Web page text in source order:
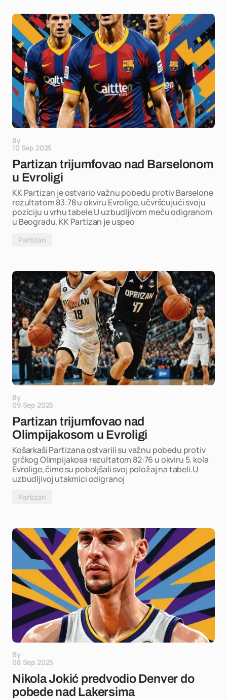
By
10 Sep 2025
Partizan trijumfovao nad Barselonom
u Evroligi
KK Partizan je ostvario važnu pobedu protiv Barselone
rezultatom 83:78 u okviru Evrolige, učvršćujući svoju
poziciju u vrhu tabele.U uzbudljivom meču odigranom
u Beogradu, KK Partizan je uspeo
Partizan
By
09 Sep 2025
Partizan trijumfovao nad
Olimpijakosom u Evroligi
Košarkaši Partizana ostvarili su važnu pobedu protiv
grčkog Olimpijakosa rezultatom 82:76 u okviru 5. kola
Evrolige, čime su poboljšali svoj položaj na tabeli.U
uzbudljivoj utakmici odigranoj
Partizan
By
08 Sep 2025
Nikola Jokić predvodio Denver do
pobede nad Lakersima